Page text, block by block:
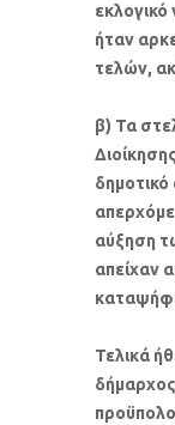
ήταν
τελών,
β) Τα
αύξηση
απείχαν
Τελικά